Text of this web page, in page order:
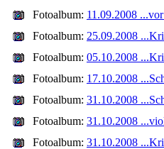
Fotoalbum: 11.09.2008
Fotoalbum: 25.09.2008
Fotoalbum: 05.10.2008
Fotoalbum: 17.10.2008
Fotoalbum: 31.10.2008
Fotoalbum: 31.10.2008
Fotoalbum: 31.10.2008